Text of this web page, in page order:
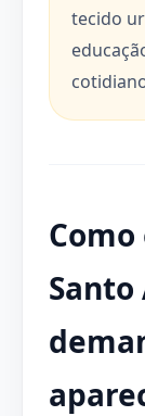
tecido
Santo